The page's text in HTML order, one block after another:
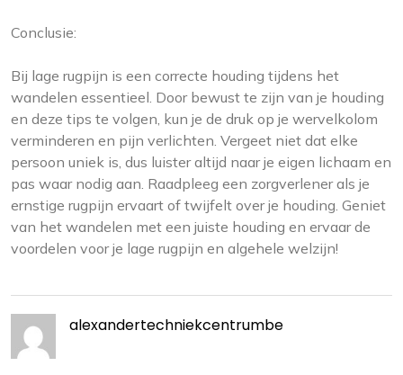
Conclusie:
Bij lage rugpijn is een correcte houding tijdens het
wandelen essentieel. Door bewust te zijn van je houding
en deze tips te volgen, kun je de druk op je wervelkolom
verminderen en pijn verlichten. Vergeet niet dat elke
persoon uniek is, dus luister altijd naar je eigen lichaam en
pas waar nodig aan. Raadpleeg een zorgverlener als je
ernstige rugpijn ervaart of twijfelt over je houding. Geniet
van het wandelen met een juiste houding en ervaar de
voordelen voor je lage rugpijn en algehele welzijn!
alexandertechniekcentrumbe